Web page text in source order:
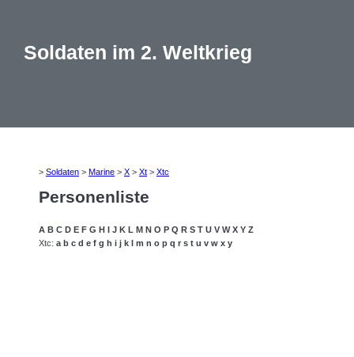
Soldaten im 2. Weltkrieg
> Soldaten > Marine > X > Xt > Xtc
Personenliste
A B C D E F G H I J K L M N O P Q R S T U V W X Y Z
Xtc: a b c d e f g h i j k l m n o p q r s t u v w x y